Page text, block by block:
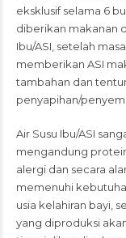
eksklusif selama 6
diberikan makanan
Ibu/ASI, setelah
memberikan ASI
tambahan dan
penyapihan/
Air Susu Ibu/ASI
mengandung
alergi dan secara
memenuhi
usia kelahiran bayi,
yang diproduksi